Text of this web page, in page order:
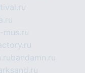
mus.ru
bandamn.ru